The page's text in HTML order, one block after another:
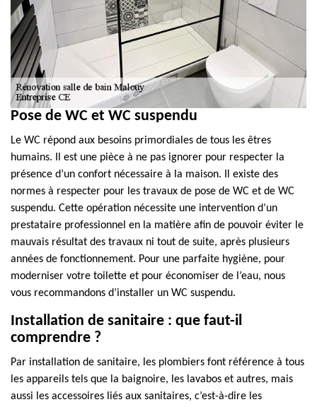
Pose de WC et WC suspendu
Le WC répond aux besoins primordiales de tous les êtres
humains. Il est une pièce à ne pas ignorer pour respecter la
présence d’un confort nécessaire à la maison. Il existe des
normes à respecter pour les travaux de pose de WC et de WC
suspendu. Cette opération nécessite une intervention d’un
prestataire professionnel en la matière afin de pouvoir éviter le
mauvais résultat des travaux ni tout de suite, après plusieurs
années de fonctionnement. Pour une parfaite hygiène, pour
moderniser votre toilette et pour économiser de l’eau, nous
vous recommandons d’installer un WC suspendu.
Installation de sanitaire : que faut-il
comprendre ?
Par installation de sanitaire, les plombiers font référence à tous
les appareils tels que la baignoire, les lavabos et autres, mais
aussi les accessoires liés aux sanitaires, c’est-à-dire les